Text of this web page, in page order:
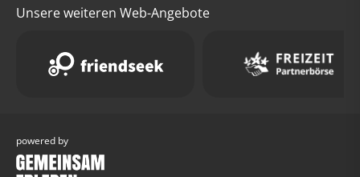
Unsere weiteren Web-Angebote
powered by